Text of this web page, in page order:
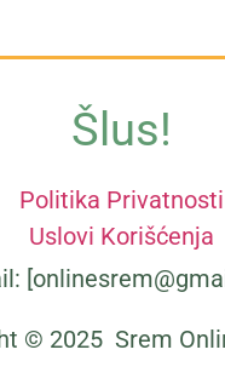
domaću
sunčanje?
Politika Privatnosti
Uslovi Korišćenja
© 2025 Srem
Šlus!